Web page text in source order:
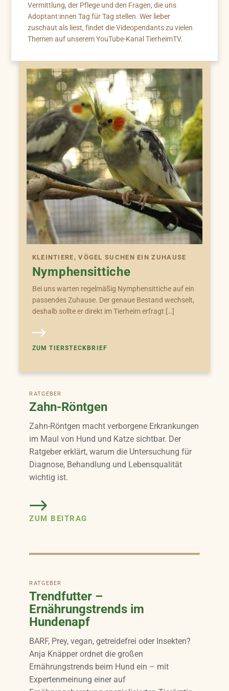
Vermittlung, der Pflege und den Fragen, die uns
Adoptant:innen Tag für Tag stellen. Wer lieber
zuschaut als liest, findet die Videopendants zu vielen
Themen auf unserem YouTube-Kanal TierheimTV.
KLEINTIERE, VÖGEL SUCHEN EIN ZUHAUSE
Nymphensittiche
Bei uns warten regelmäßig Nymphensittiche auf ein
passendes Zuhause. Der genaue Bestand wechselt,
deshalb sollte er direkt im Tierheim erfragt […]
ZUM TIERSTECKBRIEF
RATGEBER
Zahn-Röntgen
Zahn-Röntgen macht verborgene Erkrankungen
im Maul von Hund und Katze sichtbar. Der
Ratgeber erklärt, warum die Untersuchung für
Diagnose, Behandlung und Lebensqualität
wichtig ist.
ZUM BEITRAG
RATGEBER
Trendfutter –
Ernährungstrends im
Hundenapf
BARF, Prey, vegan, getreidefrei oder Insekten?
Anja Knäpper ordnet die großen
Ernährungstrends beim Hund ein – mit
Expertenmeinung einer auf